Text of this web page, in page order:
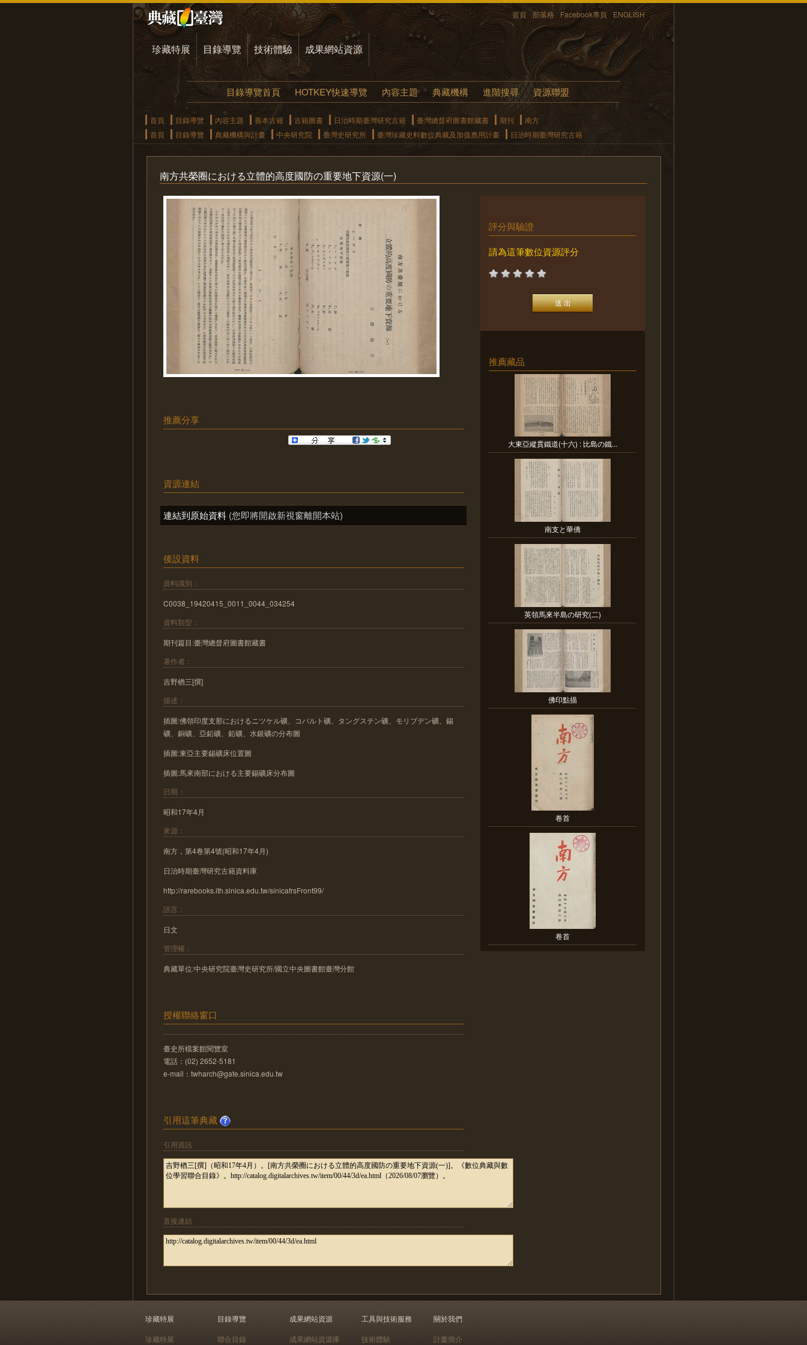
首頁 部落格 Facebook專頁 ENGLISH
珍藏特展 目錄導覽 技術體驗 成果網站資源
目錄導覽首頁 HOTKEY快速導覽 內容主題 典藏機構 進階搜尋 資源聯盟
首頁 目錄導覽 內容主題 善本古籍 古籍圖書 日治時期臺灣研究古籍 臺灣總督府圖書館藏書 期刊
南方
首頁
目錄導覽 典藏機構與計畫 中央研究院 臺灣史研究所 臺灣珍藏史料數位典藏及加值應用計畫 日治時期臺灣研究古籍
南方共榮圈における立體的高度國防の重要地下資源(一)
推薦分享
資源連結
連結到原始資料 (您即將開啟新視窗離開本站)
後設資料
資料識別：
C0038_19420415_0011_0044_034254
資料類型：
期刊篇目:臺灣總督府圖書館藏書
著作者：
吉野楢三[撰]
描述：
插圖:佛領印度支那におけるニツケル礦、コバルト礦、タングステン礦、モリブデン礦、錫
礦、銅礦、亞鉛礦、鉛礦、水銀礦の分布圖
插圖:東亞主要錫礦床位置圖
插圖:馬來南部における主要錫礦床分布圖
日期：
昭和17年4月
來源：
南方，第4卷第4號(昭和17年4月)
日治時期臺灣研究古籍資料庫
http://rarebooks.ith.sinica.edu.tw/sinicafrsFront99/
語言：
日文
管理權：
典藏單位:中央研究院臺灣史研究所/國立中央圖書館臺灣分館
授權聯絡窗口
臺史所檔案館閱覽室
電話：(02) 2652-5181
e-mail：twharch@gate.sinica.edu.tw
引用這筆典藏
引用資訊
直接連結
評分與驗證
請為這筆數位資源評分
推薦藏品
大東亞縱貫鐵道(十六) : 比島の鐵...
南支と華僑
英領馬來半島の研究(二)
佛印點描
卷首
卷首
珍藏特展
珍藏特展
目錄導覽
聯合目錄
成果網站資源
成果網站資源庫
工具與技術服務
技術體驗
關於我們
計畫簡介